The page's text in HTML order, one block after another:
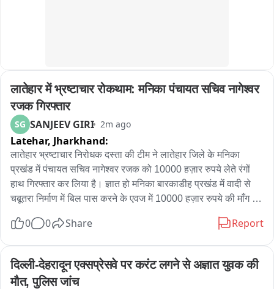
लातेहार में भ्रष्टाचार रोकथाम: मनिका पंचायत सचिव नागेश्वर
रजक गिरफ्तार
SG SANJEEV GIRI 2m ago
Latehar, Jharkhand:
लातेहार भ्रष्टाचार निरोधक दस्ता की टीम ने लातेहार जिले के मनिका
प्रखंड में पंचायत सचिव नागेश्वर रजक को 10000 हज़ार रुपये लेते रंगों
हाथ गिरफ्तार कर लिया है। ज्ञात हो मनिका बारकाडीह प्रखंड में वादी से
चबूतरा निर्माण में बिल पास करने के एवज में 10000 हज़ार रुपये की माँग
भ्रष्टाचार निरोधक टीम डाल्टनगंज से संपर्क किया जहाँ भ्रष्टाचार निरोधक
पंचायत सचिव की गिरफ्तारी से मानिका प्रखंड के अन्य कर्मचारियों और
अधिकारियों में भय व्याप्त है।
0 0 Share Report
दिल्ली-देहरादून एक्सप्रेसवे पर करंट लगने से अज्ञात युवक की
मौत, पुलिस जांच